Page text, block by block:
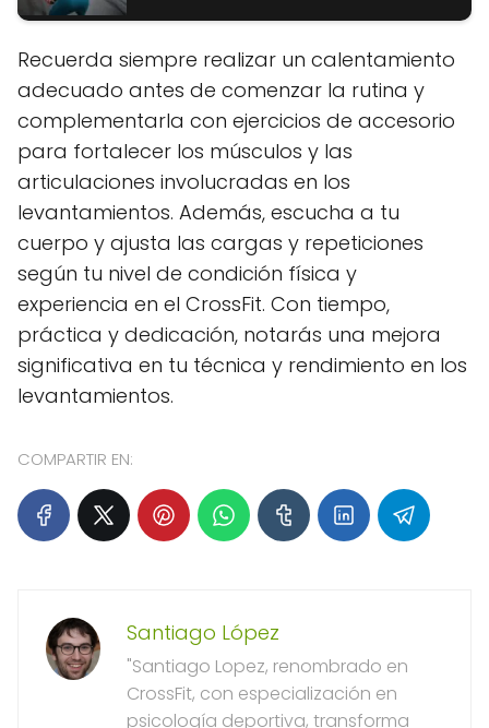
Recuerda siempre realizar un calentamiento
adecuado antes de comenzar la rutina y
complementarla con ejercicios de accesorio
para fortalecer los músculos y las
articulaciones involucradas en los
levantamientos. Además, escucha a tu
cuerpo y ajusta las cargas y repeticiones
según tu nivel de condición física y
experiencia en el CrossFit. Con tiempo,
práctica y dedicación, notarás una mejora
significativa en tu técnica y rendimiento en los
levantamientos.
COMPARTIR EN:
Santiago López
"Santiago Lopez, renombrado en
CrossFit, con especialización en
psicología deportiva, transforma